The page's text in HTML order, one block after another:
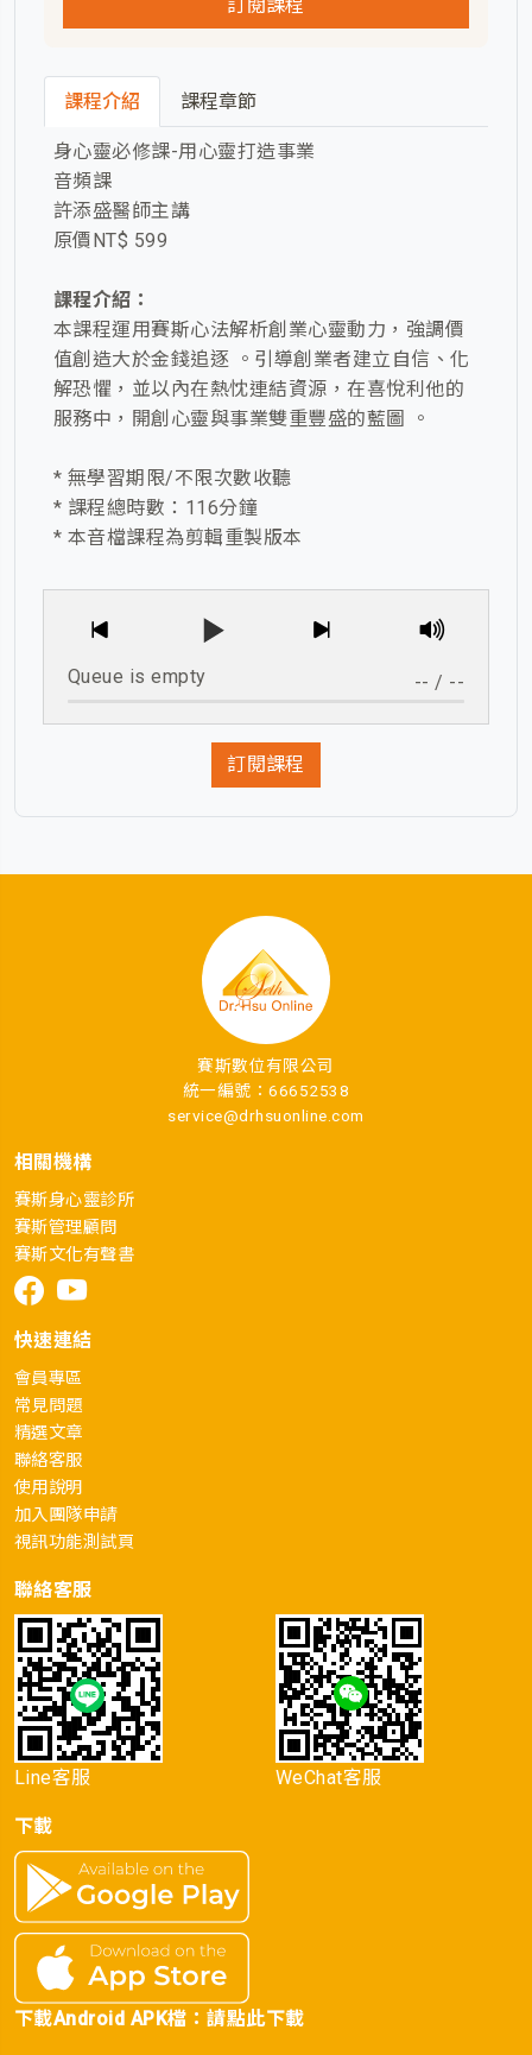
訂閱課程
課程介紹 課程章節
身心靈必修課-用心靈打造事業
音頻課
許添盛醫師主講
原價NT$ 599
課程介紹：
本課程運用賽斯心法解析創業心靈動力，強調價
值創造大於金錢追逐 。引導創業者建立自信、化
解恐懼，並以內在熱忱連結資源，在喜悅利他的
服務中，開創心靈與事業雙重豐盛的藍圖 。
* 無學習期限/不限次數收聽
* 課程總時數：116分鐘
* 本音檔課程為剪輯重製版本
Queue is empty -- / --
訂閱課程
賽斯數位有限公司
統一編號：66652538
service@drhsuonline.com
相關機構
賽斯身心靈診所
賽斯管理顧問
賽斯文化有聲書
快速連結
會員專區
常見問題
精選文章
聯絡客服
使用說明
加入團隊申請
視訊功能測試頁
聯絡客服
Line客服 WeChat客服
下載
下載Android APK檔：請點此下載